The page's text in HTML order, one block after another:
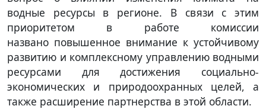
водные ресурсы в регионе. В связи с этим
приоритетом в работе комиссии
названо повышенное внимание к устойчивому
развитию и комплексному управлению водными
ресурсами для достижения социально-
экономических и природоохранных целей, а
также расширение партнерства в этой области.